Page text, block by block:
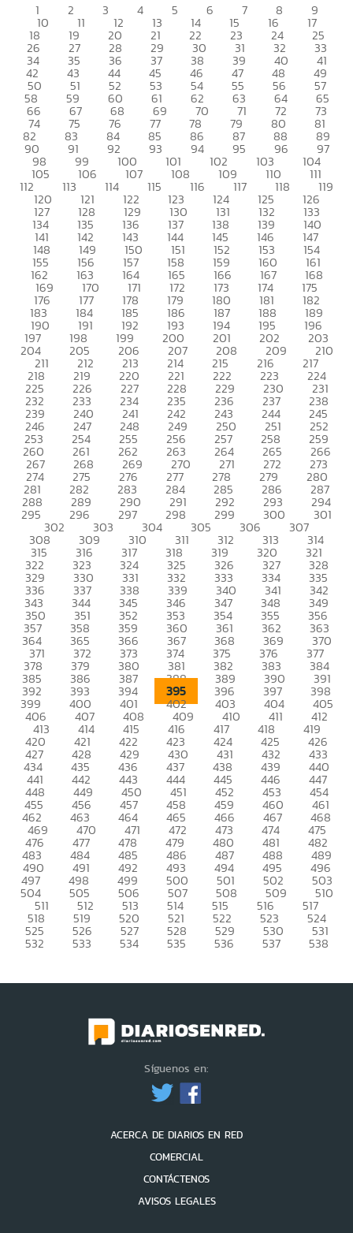
1 2 3 4 5 6 7 8 9
10 11 12 13 14 15 16 17
18 19 20 21 22 23 24 25
26 27 28 29 30 31 32 33
34 35 36 37 38 39 40 41
42 43 44 45 46 47 48 49
50 51 52 53 54 55 56 57
58 59 60 61 62 63 64 65
66 67 68 69 70 71 72 73
74 75 76 77 78 79 80 81
82 83 84 85 86 87 88 89
90 91 92 93 94 95 96 97
98 99 100 101 102 103 104
105 106 107 108 109 110 111
112 113 114 115 116 117 118 119
120 121 122 123 124 125 126
127 128 129 130 131 132 133
134 135 136 137 138 139 140
141 142 143 144 145 146 147
148 149 150 151 152 153 154
155 156 157 158 159 160 161
162 163 164 165 166 167 168
169 170 171 172 173 174 175
176 177 178 179 180 181 182
183 184 185 186 187 188 189
190 191 192 193 194 195 196
197 198 199 200 201 202 203
204 205 206 207 208 209 210
211 212 213 214 215 216 217
218 219 220 221 222 223 224
225 226 227 228 229 230 231
232 233 234 235 236 237 238
239 240 241 242 243 244 245
246 247 248 249 250 251 252
253 254 255 256 257 258 259
260 261 262 263 264 265 266
267 268 269 270 271 272 273
274 275 276 277 278 279 280
281 282 283 284 285 286 287
288 289 290 291 292 293 294
295 296 297 298 299 300 301
302 303 304 305 306 307
308 309 310 311 312 313 314
315 316 317 318 319 320 321
322 323 324 325 326 327 328
329 330 331 332 333 334 335
336 337 338 339 340 341 342
343 344 345 346 347 348 349
350 351 352 353 354 355 356
357 358 359 360 361 362 363
364 365 366 367 368 369 370
371 372 373 374 375 376 377
378 379 380 381 382 383 384
385 386 387 388 389 390 391
392 393 394 395 396 397 398
399 400 401 402 403 404 405
406 407 408 409 410 411 412
413 414 415 416 417 418 419
420 421 422 423 424 425 426
427 428 429 430 431 432 433
434 435 436 437 438 439 440
441 442 443 444 445 446 447
448 449 450 451 452 453 454
455 456 457 458 459 460 461
462 463 464 465 466 467 468
469 470 471 472 473 474 475
476 477 478 479 480 481 482
483 484 485 486 487 488 489
490 491 492 493 494 495 496
497 498 499 500 501 502 503
504 505 506 507 508 509 510
511 512 513 514 515 516 517
518 519 520 521 522 523 524
525 526 527 528 529 530 531
532 533 534 535 536 537 538
Síguenos en:
ACERCA DE DIARIOS EN RED
COMERCIAL
CONTÁCTENOS
AVISOS LEGALES